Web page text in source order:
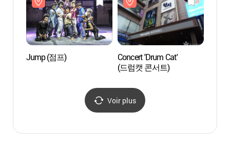
Jump (점프)
Concert 'Drum Cat'
(드럼캣 콘서트)
Voir plus